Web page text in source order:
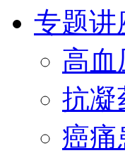
专题讲
高血
抗凝
癌痛